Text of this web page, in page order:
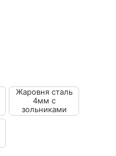
Жаровня сталь
4мм с
зольниками